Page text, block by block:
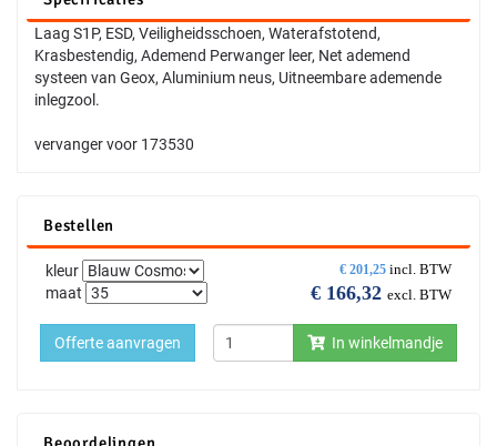
Laag S1P, ESD, Veiligheidsschoen, Waterafstotend,
Krasbestendig, Ademend Perwanger leer, Net ademend
systeen van Geox, Aluminium neus, Uitneembare ademende
inlegzool.
vervanger voor 173530
Bestellen
€ 201,25 incl. BTW
€ 166,32 excl. BTW
kleur
maat
In winkelmandje
Offerte aanvragen